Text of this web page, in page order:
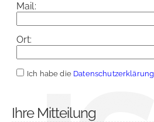
Mail:
Ort:
Ich habe die Datenschutzerklärung
Ihre Mitteilung